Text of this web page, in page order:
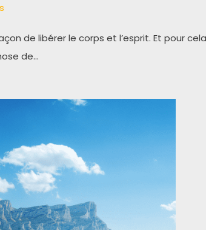
de libérer le corps et l’esprit. Et pour
de…